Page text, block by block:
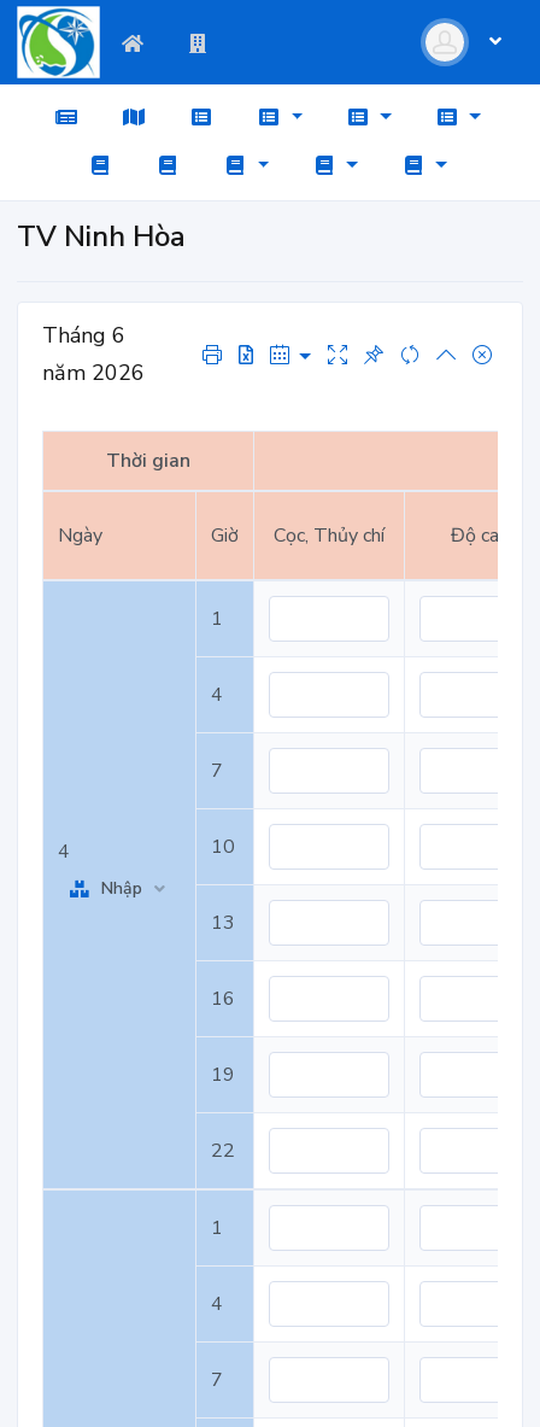
TV Ninh Hòa
Tháng 6
năm 2026
Thời gian
Ngày Giờ Cọc, Thủy chí Độ cao
4
Nhập
1
4
7
10
13
16
19
22
1
4
7